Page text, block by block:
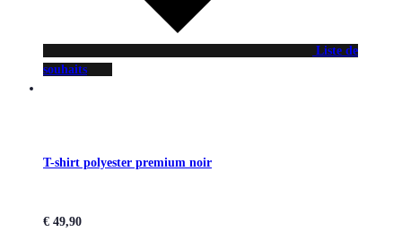
Liste de
souhaits
T-shirt polyester premium noir
€ 49,90